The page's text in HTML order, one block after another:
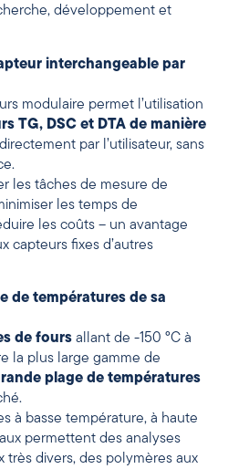
développement et
interchangeable par
modulaire permet l’utilisation
TG, DSC et DTA de manière
par l’utilisateur, sans
les tâches de mesure de
les temps de
les coûts – un avantage
capteurs fixes d’autres
de températures de sa
de fours allant de -150 °C à
la plus large gamme de
plage de températures
à basse température, à haute
permettent des analyses
très divers, des polymères aux